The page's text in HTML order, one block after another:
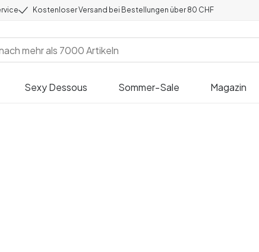
Kostenloser Versand bei Bestellungen über 80 CHF
Sexy Dessous Sommer-Sale Magazin